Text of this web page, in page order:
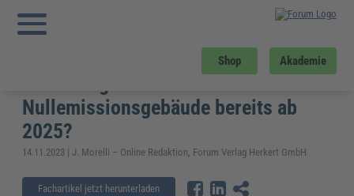
Shop Akademie
Sie sind hier: Bau und Gebäudemanagement»
Sanierungspflicht für Bestandsgebäude – Nullemissionsgebäude bereits ab
2025?
Nullemissionsgebäude bereits ab
2025?
14.11.2023 | J. Morelli – Online Redaktion, Forum Verlag Herkert GmbH
Fachartikel jetzt herunterladen